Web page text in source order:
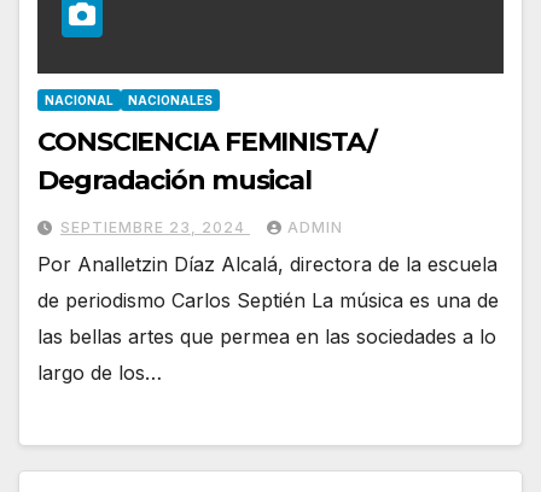
NACIONAL NACIONALES
CONSCIENCIA FEMINISTA/
Degradación musical
SEPTIEMBRE 23, 2024 ADMIN
Por Analletzin Díaz Alcalá, directora de la escuela
de periodismo Carlos Septién La música es una de
las bellas artes que permea en las sociedades a lo
largo de los…